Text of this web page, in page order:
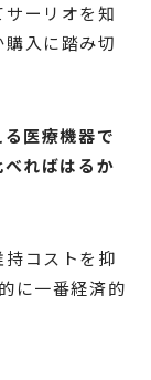
ーリオを知
入に踏み切
医療機器で
ればはるか
コストを抑
に一番経済的